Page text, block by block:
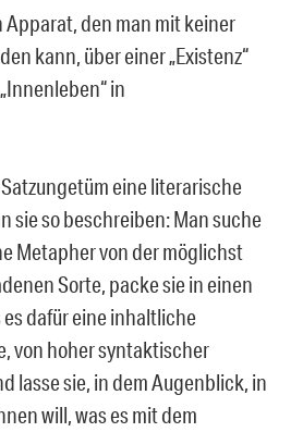
Apparat, den man mit keiner
kann, über einer „Existenz“
in
eine literarische
sie so beschreiben: Man suche
Metapher von der möglichst
Sorte, packe sie in einen
es dafür eine inhaltliche
von hoher syntaktischer
lasse sie, in dem Augenblick, in
will, was es mit dem